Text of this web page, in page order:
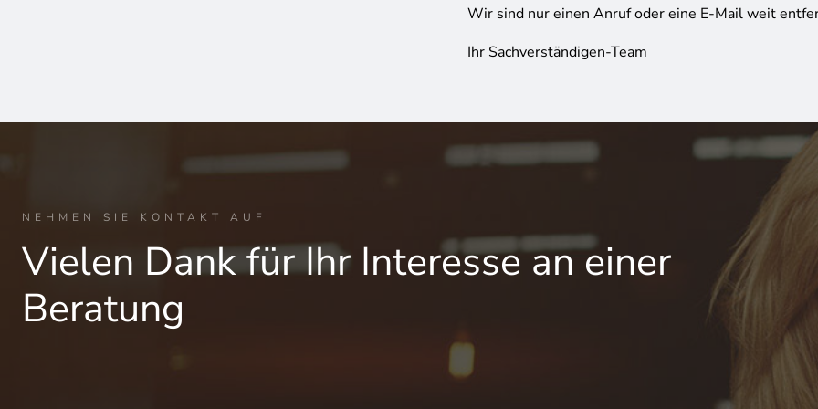
Wir sind nur einen Anruf oder eine E-Mail weit
Ihr Sachverständigen-Team
NEHMEN SIE KONTAKT AUF
Vielen Dank für Ihr Interesse an einer
Beratung